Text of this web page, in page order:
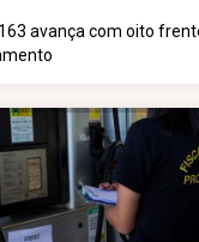
avança com oito